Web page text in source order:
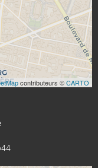
contributeurs ©CARTO